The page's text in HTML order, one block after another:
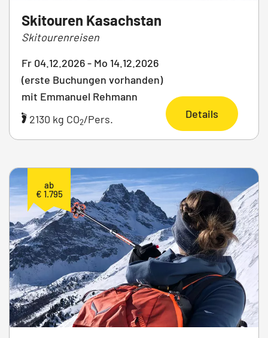
Skitouren Kasachstan
Skitourenreisen
Fr 04.12.2026 - Mo 14.12.2026
(erste Buchungen vorhanden)
mit Emmanuel Rehmann
2130 kg CO2/Pers. Details
ab
€ 1.795